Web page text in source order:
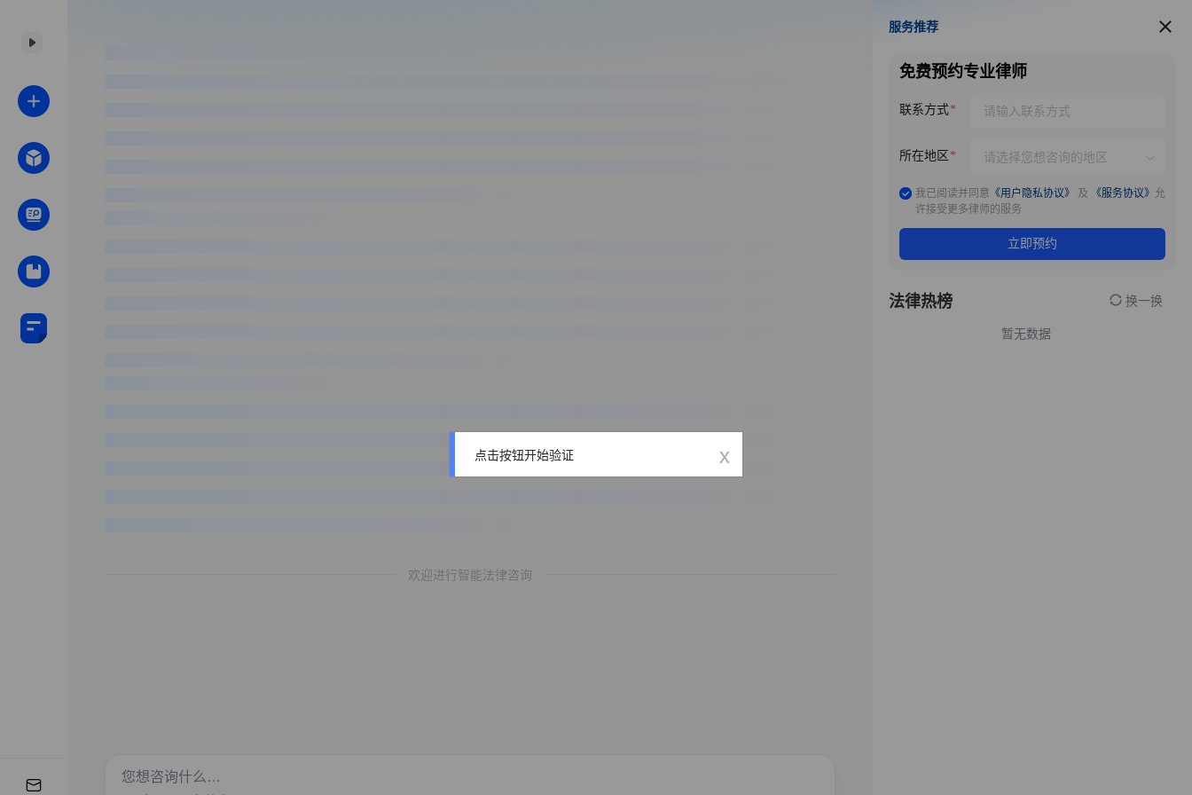
欢迎进行智能法律咨询
服务推荐
服务推荐
免费预约专业律师
联系方式
所在地区
我已阅读并同意 《用户隐私协议》 及 《服务协议》 允
许接受更多律师的服务
立即预约
法律热榜 换一换
暂无数据
点击按钮开始验证 x